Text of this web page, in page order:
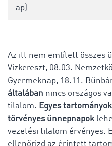
ap)
Az itt nem említett összes
Vízkereszt, 08.03.
Gyermeknap, 18.11.
általában nincs országos
tilalom. Egyes
törvényes ünnepnapok
vezetési tilalom érvényes.
ellenőrizd az érintett